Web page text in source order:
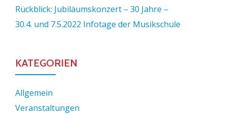
Rückblick: Jubiläumskonzert – 30 Jahre –
30.4. und 7.5.2022 Infotage der Musikschule
KATEGORIEN
Allgemein
Veranstaltungen